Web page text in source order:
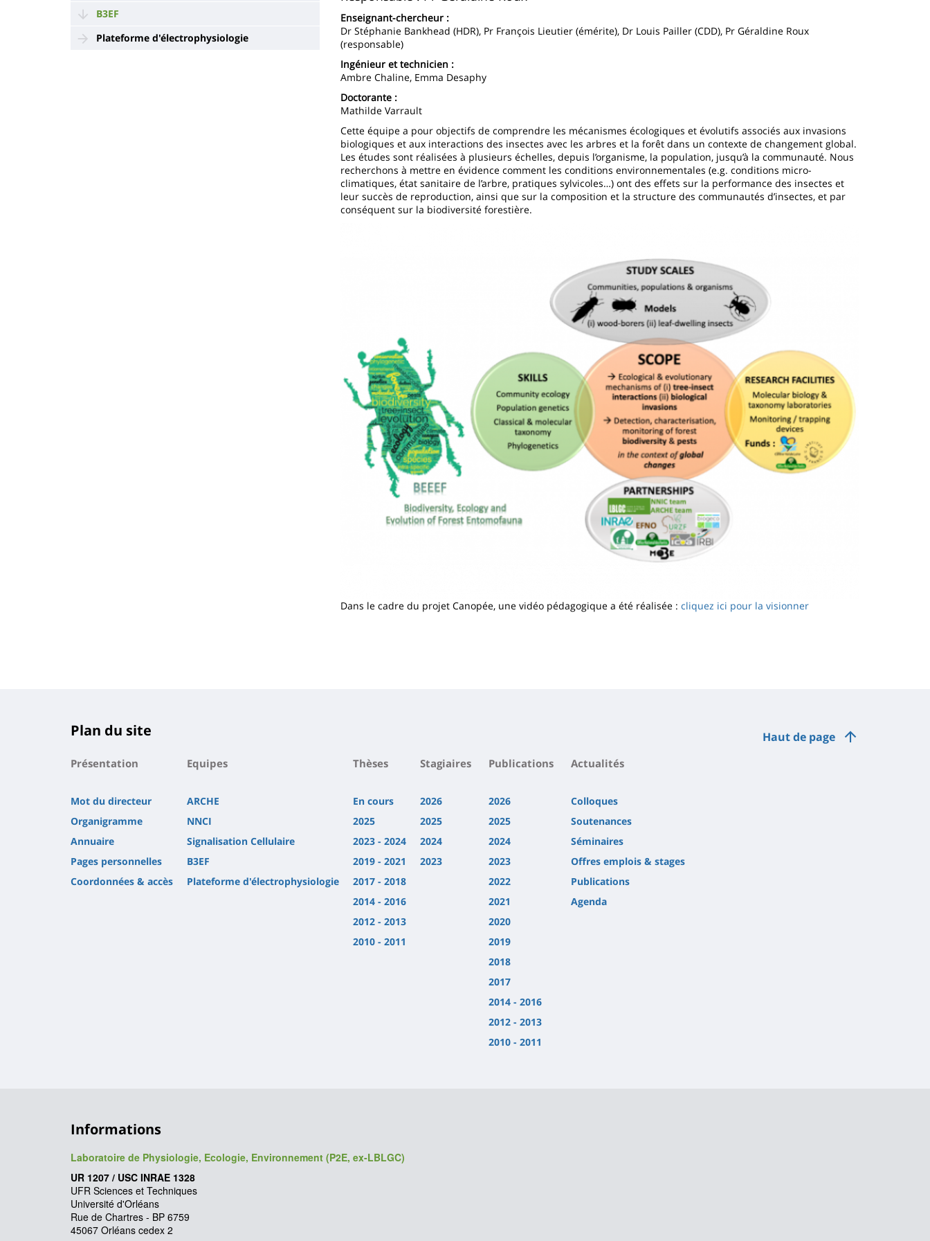
B3EF
Plateforme d'électrophysiologie
de
la
page
principale
Enseignant-chercheur :
Dr Stéphanie Bankhead (HDR), Pr François Lieutier (émérite), Dr Louis Pailler (CDD), Pr Géraldine Roux
(responsable)
Ingénieur et technicien :
Ambre Chaline, Emma Desaphy
Doctorante :
Mathilde Varrault
Cette équipe a pour objectifs de comprendre les mécanismes écologiques et évolutifs associés aux invasions
biologiques et aux interactions des insectes avec les arbres et la forêt dans un contexte de changement global.
Les études sont réalisées à plusieurs échelles, depuis l’organisme, la population, jusqu’à la communauté. Nous
recherchons à mettre en évidence comment les conditions environnementales (e.g. conditions micro-
climatiques, état sanitaire de l’arbre, pratiques sylvicoles…) ont des effets sur la performance des insectes et
leur succès de reproduction, ainsi que sur la composition et la structure des communautés d’insectes, et par
conséquent sur la biodiversité forestière.
Dans le cadre du projet Canopée, une vidéo pédagogique a été réalisée : cliquez ici pour la visionner
Haut de page
Plan du site
Présentation
Mot du directeur
Organigramme
Annuaire
Pages personnelles
Coordonnées & accès
Equipes
ARCHE
NNCI
Signalisation Cellulaire
B3EF
Plateforme d'électrophysiologie
Thèses
En cours
2025
2023 - 2024
2019 - 2021
2017 - 2018
2014 - 2016
2012 - 2013
2010 - 2011
Stagiaires
2026
2025
2024
2023
Publications
2026
2025
2024
2023
2022
2021
2020
2019
2018
2017
2014 - 2016
2012 - 2013
2010 - 2011
Actualités
Colloques
Soutenances
Séminaires
Offres emplois & stages
Publications
Agenda
Informations
Laboratoire de Physiologie, Ecologie, Environnement (P2E, ex-LBLGC)
UR 1207 / USC INRAE 1328
UFR Sciences et Techniques
Université d'Orléans
Rue de Chartres - BP 6759
45067 Orléans cedex 2